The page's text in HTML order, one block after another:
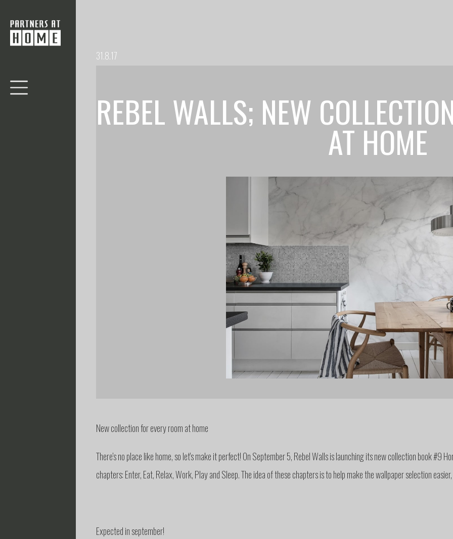
31.8.17
REBEL WALLS; NEW
AT HOME
New collection for every room at home
There's no place like home, so let's make it perfect! On September 5, Rebel Walls is launching its new collection book #9
chapters: Enter, Eat, Relax, Work, Play and Sleep. The idea of these chapters is to help make the wallpaper selection
Expected in september!